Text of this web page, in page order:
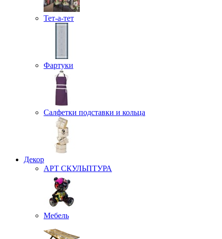
Тет-а-тет
Фартуки
Салфетки подставки и кольца
Декор
АРТ СКУЛЬПТУРА
Мебель